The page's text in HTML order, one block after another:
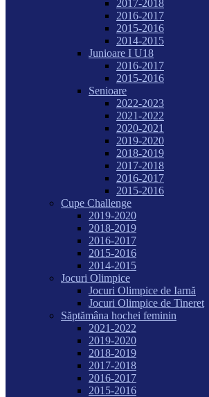
2017-2018
2016-2017
2015-2016
2014-2015
Junioare I U18
2016-2017
2015-2016
Senioare
2022-2023
2021-2022
2020-2021
2019-2020
2018-2019
2017-2018
2016-2017
2015-2016
Cupe Challenge
2019-2020
2018-2019
2016-2017
2015-2016
2014-2015
Jocuri Olimpice
Jocuri Olimpice de Iarnă
Jocuri Olimpice de Tineret
Săptămâna hochei feminin
2021-2022
2019-2020
2018-2019
2017-2018
2016-2017
2015-2016